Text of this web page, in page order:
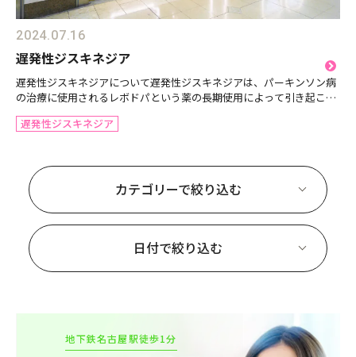
2024.07.16
遅発性ジスキネジア
遅発性ジスキネジアについて遅発性ジスキネジアは、パーキンソン病
の治療に使用されるレボドパという薬の長期使用によって引き起こさ
運動機能が低下しますが、レボドパはこのドーパミンの代わ...
遅発性ジスキネジア
カテゴリーで絞り込む
日付で絞り込む
地下鉄名古屋駅徒歩1分